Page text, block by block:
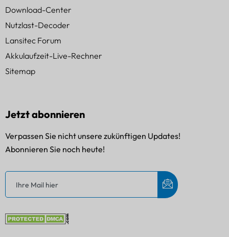
Download-Center
Nutzlast-Decoder
Lansitec Forum
Akkulaufzeit-Live-Rechner
Sitemap
Jetzt abonnieren
Verpassen Sie nicht unsere zukünftigen Updates!
Abonnieren Sie noch heute!